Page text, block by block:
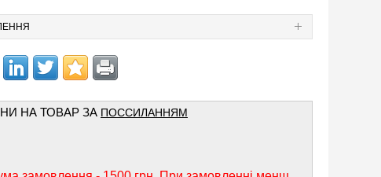
НА ТОВАР ЗА ПОССИЛАННЯМ